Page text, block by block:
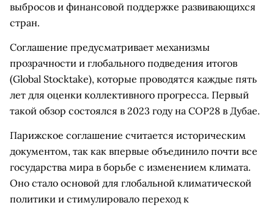
выбросов и финансовой поддержке развивающихся
стран.
Соглашение предусматривает механизмы
прозрачности и глобального подведения итогов
(Global Stocktake), которые проводятся каждые пять
лет для оценки коллективного прогресса. Первый
такой обзор состоялся в 2023 году на COP28 в Дубае.
Парижское соглашение считается историческим
документом, так как впервые объединило почти все
государства мира в борьбе с изменением климата.
Оно стало основой для глобальной климатической
политики и стимулировало переход к